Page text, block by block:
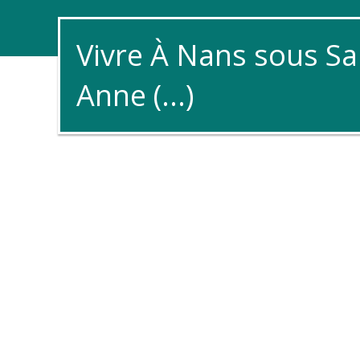
Vivre À Nans sous
Anne (...)